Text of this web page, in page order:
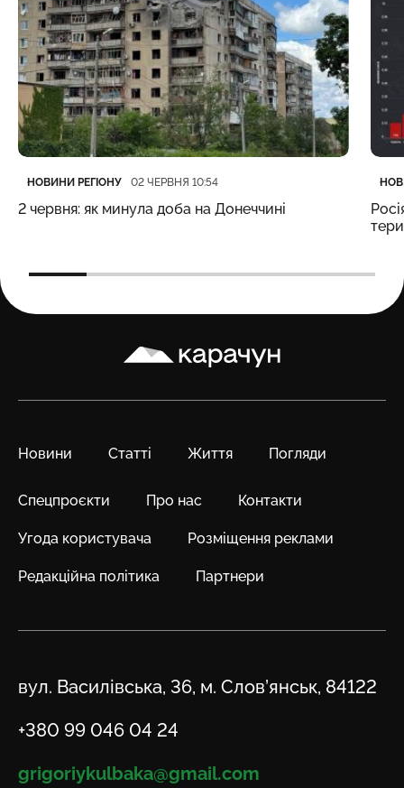
Категорія
НОВИНИ РЕГІОНУ
Дата публікації 02 ЧЕРВНЯ 10:54
2 червня: як минула доба на Донеччині
Карачун
Новини Статті Життя Погляди
Спецпроєкти Про нас Контакти
Угода користувача Розміщення реклами
Редакційна політика Партнери
Адреса
вул. Василівська, 36, м. Слов’янськ, 84122
Телефон
+380 99 046 04 24
Email
grigoriykulbaka@gmail.com